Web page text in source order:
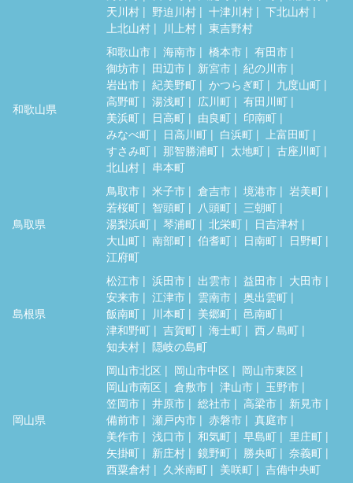
天川村
野迫川村 十津川村
下北山村
上北山村
川上村 東吉野村
和歌山県
和歌山市 海南市 橋本市
有田市
御坊市
田辺市 新宮市
紀の川市
岩出市
紀美野町 かつらぎ町
九度山町
高野町
湯浅町 広川町
有田川町
美浜町
日高町 由良町
印南町
みなべ町
日高川町 白浜町
上富田町
すさみ町
那智勝浦町 太地町
古座川町
北山村
串本町
鳥取県
鳥取市 米子市 倉吉市 境港市
岩美町
若桜町
智頭町 八頭町
三朝町
湯梨浜町
琴浦町 北栄町
日吉津村
大山町
南部町 伯耆町 日南町
日野町
江府町
島根県
松江市 浜田市 出雲市 益田市
大田市
安来市
江津市 雲南市
奥出雲町
飯南町
川本町 美郷町
邑南町
津和野町
吉賀町 海士町
西ノ島町
知夫村
隠岐の島町
岡山県
岡山市北区 岡山市中区
岡山市東区
岡山市南区
倉敷市 津山市
玉野市
笠岡市
井原市 総社市 高梁市
新見市
備前市
瀬戸内市 赤磐市
真庭市
美作市
浅口市 和気町 早島町
里庄町
矢掛町
新庄村 鏡野町 勝央町
奈義町
西粟倉村
久米南町 美咲町 吉備中央町